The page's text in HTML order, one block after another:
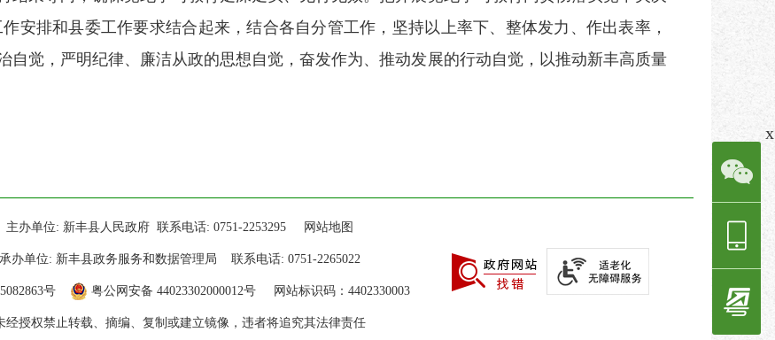
作安排和县委工作要求结合起来，结合各自分管工作，坚持以上率下、整体发力、作出表率，
自觉，严明纪律、廉洁从政的思想自觉，奋发作为、推动发展的行动自觉，以推动新丰高质量
主办单位: 新丰县人民政府 联系电话: 0751-2253295 网站地图
承办单位: 新丰县政务服务和数据管理局 联系电话: 0751-2265022
号 粤公网安备 44023302000012号 网站标识码：4402330003
经授权禁止转载、摘编、复制或建立镜像，违者将追究其法律责任
x